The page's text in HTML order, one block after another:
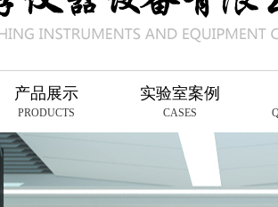
产品展示
PRODUCTS
实验室案例
CASES